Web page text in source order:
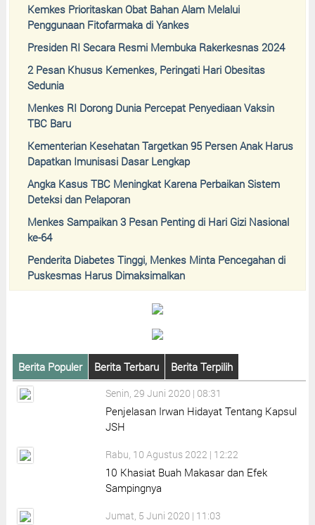
Kemkes Prioritaskan Obat Bahan Alam Melalui
Penggunaan Fitofarmaka di Yankes
Presiden RI Secara Resmi Membuka Rakerkesnas 2024
2 Pesan Khusus Kemenkes, Peringati Hari Obesitas
Sedunia
Menkes RI Dorong Dunia Percepat Penyediaan Vaksin
TBC Baru
Kementerian Kesehatan Targetkan 95 Persen Anak Harus
Dapatkan Imunisasi Dasar Lengkap
Angka Kasus TBC Meningkat Karena Perbaikan Sistem
Deteksi dan Pelaporan
Menkes Sampaikan 3 Pesan Penting di Hari Gizi Nasional
ke-64
Penderita Diabetes Tinggi, Menkes Minta Pencegahan di
Puskesmas Harus Dimaksimalkan
Berita Populer Berita Terbaru Berita Terpilih
Senin, 29 Juni 2020 | 08:31
Penjelasan Irwan Hidayat Tentang Kapsul
JSH
Rabu, 10 Agustus 2022 | 12:22
10 Khasiat Buah Makasar dan Efek
Sampingnya
Jumat, 5 Juni 2020 | 11:03